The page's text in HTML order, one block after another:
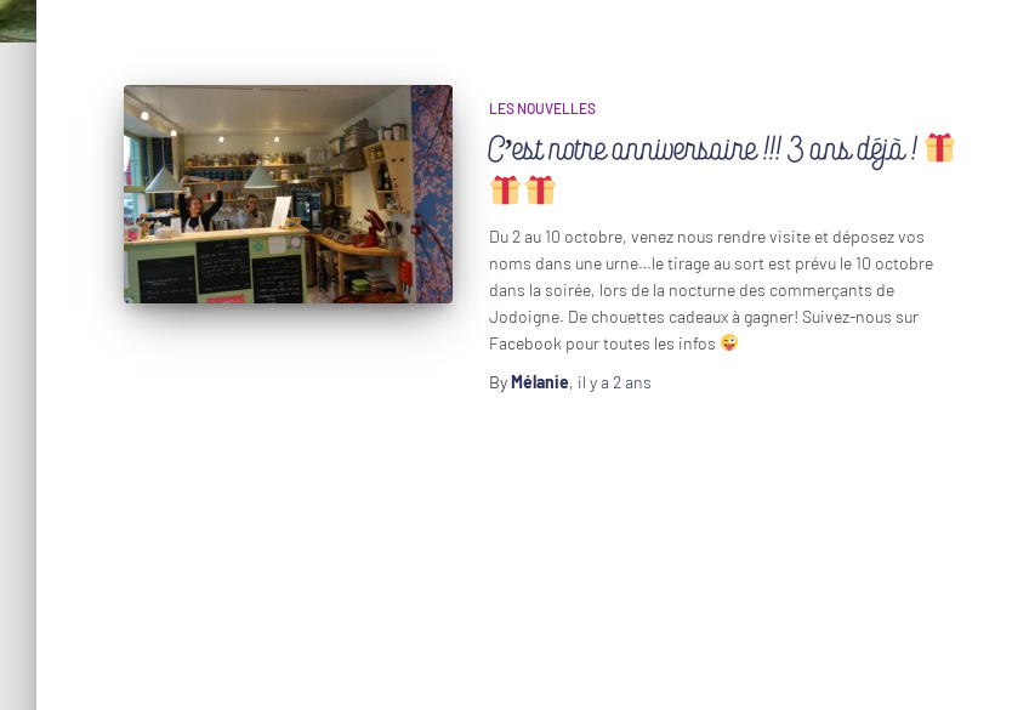
LES NOUVELLES
C’est notre anniversaire !!! 3 ans déjà !
Du 2 au 10 octobre, venez nous rendre visite et déposez vos
noms dans une urne…le tirage au sort est prévu le 10 octobre
dans la soirée, lors de la nocturne des commerçants de
Jodoigne. De chouettes cadeaux à gagner! Suivez-nous sur
Facebook pour toutes les infos
ByMélanie, il y a 2 ans